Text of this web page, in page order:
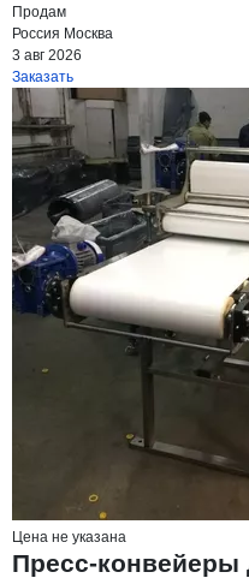
Продам
Россия Москва
3 авг 2026
Заказать
Цена не указана
Пресс-